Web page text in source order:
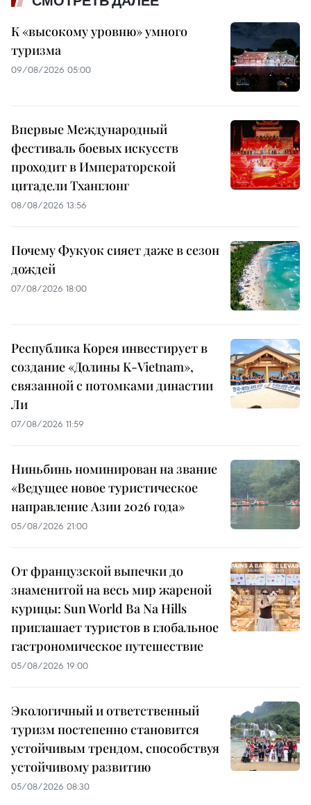
К «высокому уровню» умного
туризма
09/08/2026 05:00
Впервые Международный
фестиваль боевых искусств
проходит в Императорской
цитадели Тханглонг
08/08/2026 13:56
Почему Фукуок сияет даже в сезон
дождей
07/08/2026 18:00
Республика Корея инвестирует в
создание «Долины K-Vietnam»,
связанной с потомками династии
Ли
07/08/2026 11:59
Ниньбинь номинирован на звание
«Ведущее новое туристическое
направление Азии 2026 года»
05/08/2026 21:00
От французской выпечки до
знаменитой на весь мир жареной
курицы: Sun World Ba Na Hills
приглашает туристов в глобальное
гастрономическое путешествие
05/08/2026 19:00
Экологичный и ответственный
туризм постепенно становится
устойчивым трендом, способствуя
устойчивому развитию
05/08/2026 08:30